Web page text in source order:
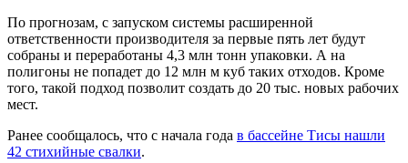
По прогнозам, с запуском системы расширенной
ответственности производителя за первые пять лет будут
собраны и переработаны 4,3 млн тонн упаковки. А на
полигоны не попадет до 12 млн м куб таких отходов. Кроме
того, такой подход позволит создать до 20 тыс. новых рабочих
мест.
Ранее сообщалось, что с начала года в бассейне Тисы нашли
42 стихийные свалки.